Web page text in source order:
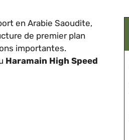
en Arabie Saoudite,
de premier plan
importantes.
Haramain High Speed